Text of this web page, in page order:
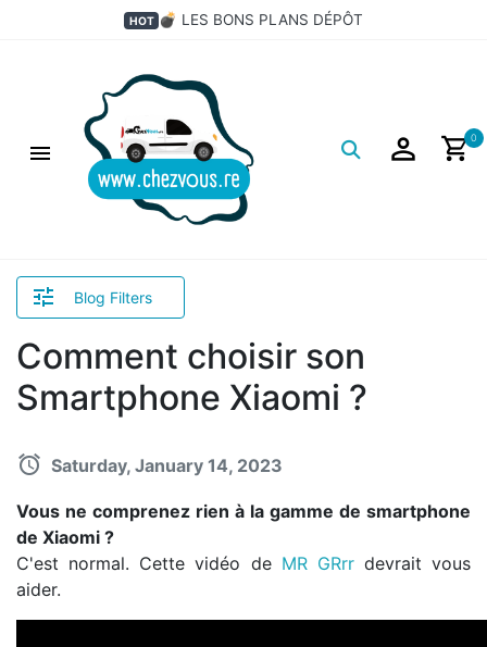
HOT 💣 LES BONS PLANS DÉPÔT
0
Blog Filters
Comment choisir son
Smartphone Xiaomi ?
Saturday, January 14, 2023
Vous ne comprenez rien à la gamme de smartphone
de Xiaomi ?
C'est normal. Cette vidéo de MR GRrr devrait vous
aider.